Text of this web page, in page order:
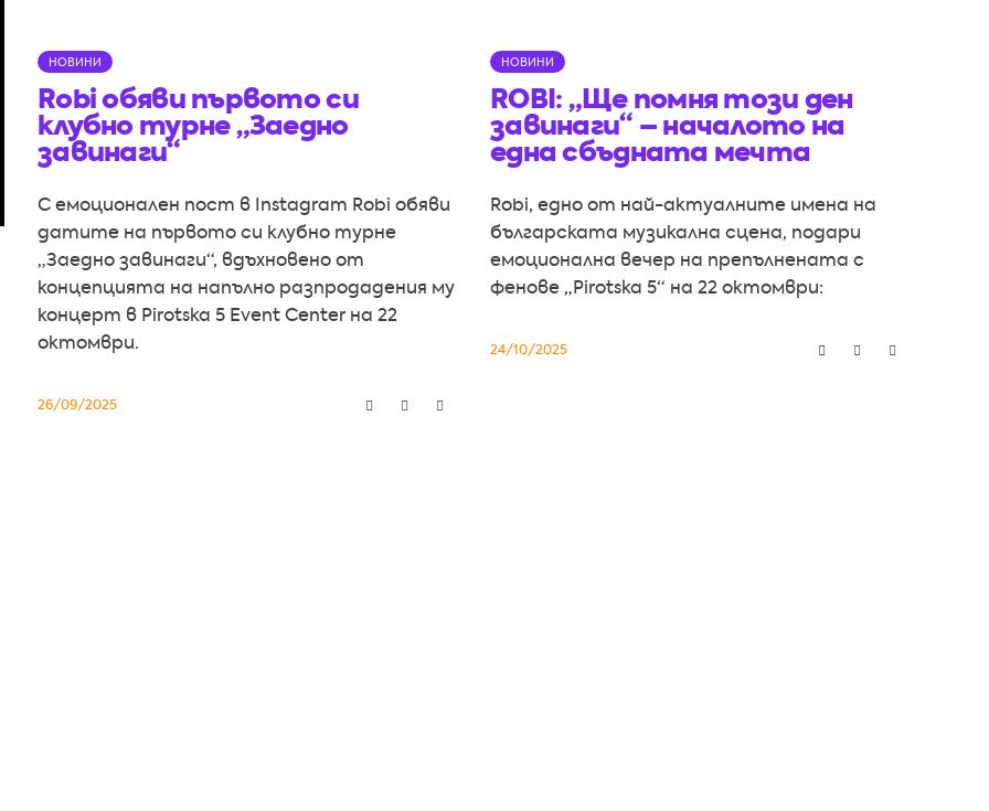
НОВИНИ
Robi обяви първото си
клубно турне „Заедно
завинаги“
С емоционален пост в Instagram Robi обяви
датите на първото си клубно турне
„Заедно завинаги“, вдъхновено от
концепцията на напълно разпродадения му
концерт в Pirotska 5 Event Center на 22
октомври.
26/09/2025
НОВИНИ
ROBI: „Ще помня този ден
завинаги“ – началото на
една сбъдната мечта
Robi, едно от най-актуалните имена на
българската музикална сцена, подари
емоционална вечер на препълнената с
фенове „Pirotska 5“ на 22 октомври:
24/10/2025